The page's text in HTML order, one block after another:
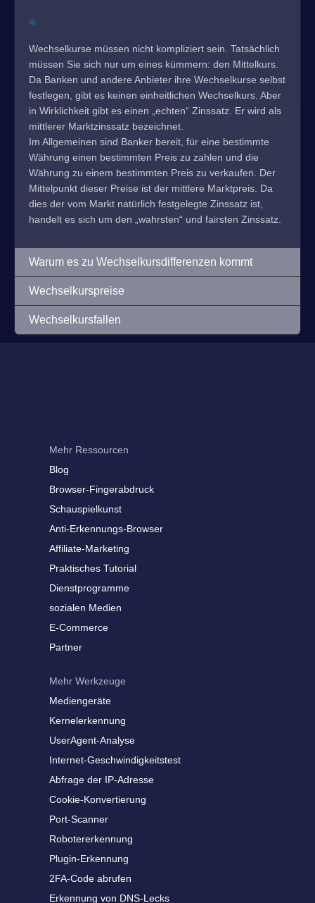
Wechselkurse müssen nicht kompliziert sein. Tatsächlich
müssen Sie sich nur um eines kümmern: den Mittelkurs.
Da Banken und andere Anbieter ihre Wechselkurse selbst
festlegen, gibt es keinen einheitlichen Wechselkurs. Aber
in Wirklichkeit gibt es einen „echten“ Zinssatz. Er wird als
mittlerer Marktzinssatz bezeichnet.
Im Allgemeinen sind Banker bereit, für eine bestimmte
Währung einen bestimmten Preis zu zahlen und die
Währung zu einem bestimmten Preis zu verkaufen. Der
Mittelpunkt dieser Preise ist der mittlere Marktpreis. Da
dies der vom Markt natürlich festgelegte Zinssatz ist,
handelt es sich um den „wahrsten“ und fairsten Zinssatz.
Warum es zu Wechselkursdifferenzen kommt
Wechselkurspreise
Wechselkursfallen
Mehr Ressourcen
Blog
Browser-Fingerabdruck
Schauspielkunst
Anti-Erkennungs-Browser
Affiliate-Marketing
Praktisches Tutorial
Dienstprogramme
sozialen Medien
E-Commerce
Partner
Mehr Werkzeuge
Mediengeräte
Kernelerkennung
UserAgent-Analyse
Internet-Geschwindigkeitstest
Abfrage der IP-Adresse
Cookie-Konvertierung
Port-Scanner
Robotererkennung
Plugin-Erkennung
2FA-Code abrufen
Erkennung von DNS-Lecks